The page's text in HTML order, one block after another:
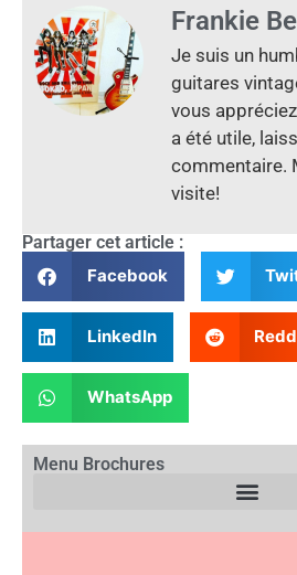
Frankie
Je suis un
guitares
vous
a été utile,
commentaire.
visite!
Partager cet article :
Facebook
LinkedIn
WhatsApp
Menu Brochures